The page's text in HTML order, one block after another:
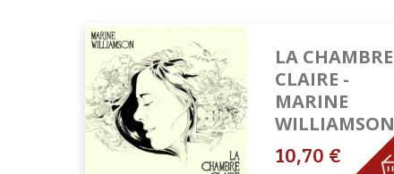
LA CHAMBRE
CLAIRE -
MARINE
WILLIAMSON
10,70 €